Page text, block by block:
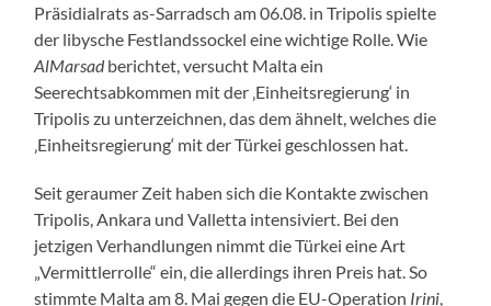
Präsidialrats as-Sarradsch am 06.08. in Tripolis spielte
der libysche Festlandssockel eine wichtige Rolle. Wie
AlMarsadberichtet, versucht Malta ein
Seerechtsabkommen mit der ‚Einheitsregierung‘ in
Tripolis zu unterzeichnen, das dem ähnelt, welches die
‚Einheitsregierung‘ mit der Türkei geschlossen hat.
Seit geraumer Zeit haben sich die Kontakte zwischen
Tripolis, Ankara und Valletta intensiviert. Bei den
jetzigen Verhandlungen nimmt die Türkei eine Art
„Vermittlerrolle“ ein, die allerdings ihren Preis hat. So
stimmte Malta am 8. Mai gegen die EU-Operation Irini